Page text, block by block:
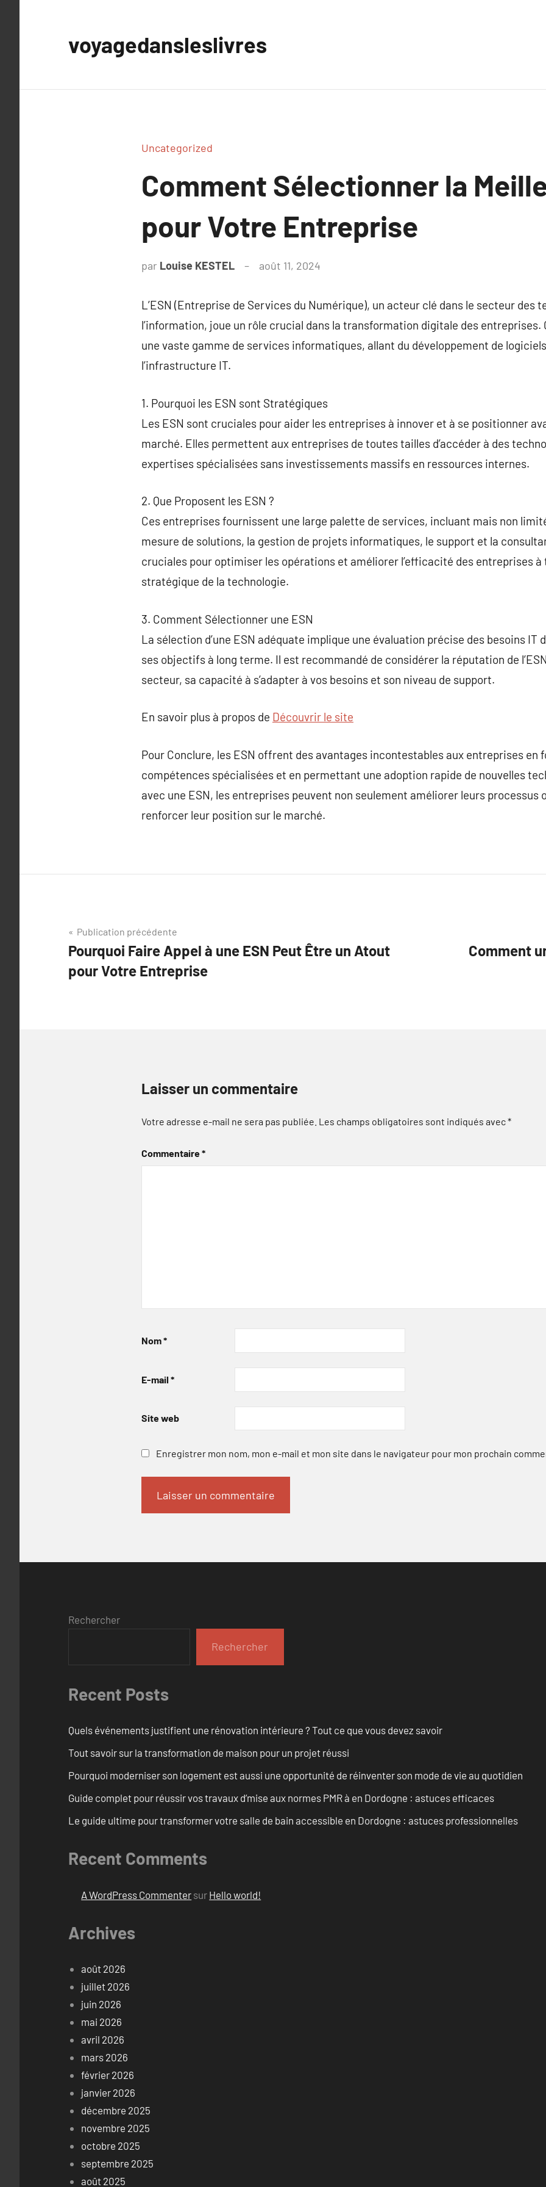
voyagedansleslivres
Uncategorized
Comment Sélectionner la
pour Votre Entreprise
par Louise KESTEL août 11, 2024
L’ESN (Entreprise de Services du Numérique), un acteur clé dans le secteur des
l’information, joue un rôle crucial dans la transformation digitale des
une vaste gamme de services informatiques, allant du développement de
l’infrastructure IT.
1. Pourquoi les ESN sont Stratégiques
Les ESN sont cruciales pour aider les entreprises à innover et à se positionner
marché. Elles permettent aux entreprises de toutes tailles d’accéder à des
expertises spécialisées sans investissements massifs en ressources internes.
2. Que Proposent les ESN ?
Ces entreprises fournissent une large palette de services, incluant mais non
mesure de solutions, la gestion de projets informatiques, le support et la
cruciales pour optimiser les opérations et améliorer l’efficacité des entreprises à
stratégique de la technologie.
3. Comment Sélectionner une ESN
La sélection d’une ESN adéquate implique une évaluation précise des besoins IT
ses objectifs à long terme. Il est recommandé de considérer la réputation de
secteur, sa capacité à s’adapter à vos besoins et son niveau de support.
En savoir plus à propos de Découvrir le site
Pour Conclure, les ESN offrent des avantages incontestables aux entreprises en
compétences spécialisées et en permettant une adoption rapide de nouvelles
avec une ESN, les entreprises peuvent non seulement améliorer leurs processus
renforcer leur position sur le marché.
Navigation
de
l’article
Publication précédente
Pourquoi Faire Appel à une ESN Peut Être un Atout
pour Votre Entreprise
Comment
Laisser un commentaire
Votre adresse e-mail ne sera pas publiée. Les champs obligatoires sont indiqués avec*
Commentaire*
Nom*
E-mail *
Site web
Enregistrer mon nom, mon e-mail et mon site dans le navigateur pour mon prochain
Rechercher
Rechercher
Recent Posts
Quels événements justifient une rénovation intérieure ? Tout ce que vous devez savoir
Tout savoir sur la transformation de maison pour un projet réussi
Pourquoi moderniser son logement est aussi une opportunité de réinventer son mode de vie au quotidien
Guide complet pour réussir vos travaux d’mise aux normes PMR à en Dordogne : astuces efficaces
Le guide ultime pour transformer votre salle de bain accessible en Dordogne : astuces professionnelles
Recent Comments
A WordPress Commenter sur Hello world!
Archives
août 2026
juillet 2026
juin 2026
mai 2026
avril 2026
mars 2026
février 2026
janvier 2026
décembre 2025
novembre 2025
octobre 2025
septembre 2025
août 2025